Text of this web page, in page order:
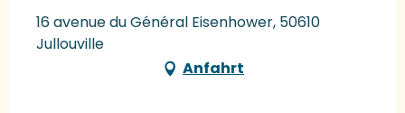
16 avenue du Général Eisenhower, 50610
Jullouville
Anfahrt